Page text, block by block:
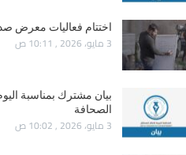
اختتام فعاليات معرض
3 مايو، 2026 , 10:11 ص
بيان مشترك بمناسبة
الصحافة
3 مايو، 2026 , 10:02 ص